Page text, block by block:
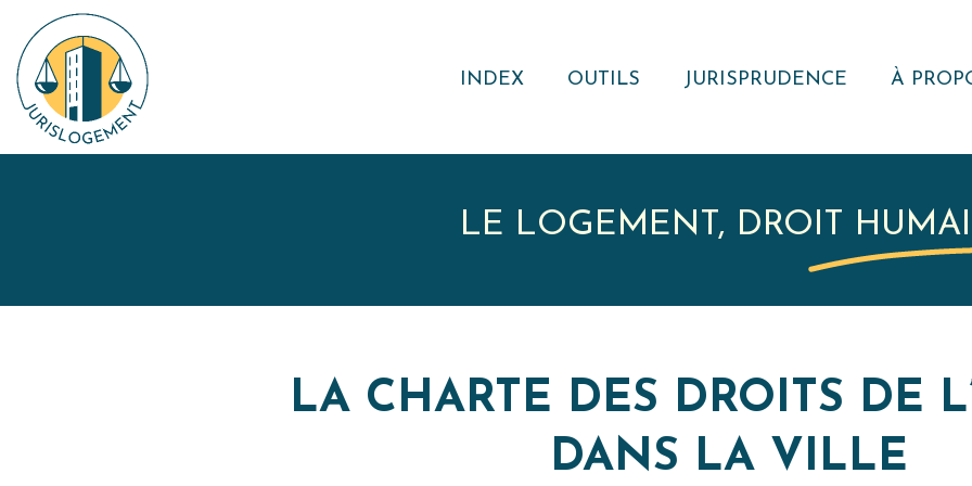
INDEX OUTILS
RECUEIL DE
RESSOURCE
EXTERNE
JURISPRUDENCE
JURISPRUDENTIELLE
À
NOUS ?
LE LOGEMENT, DROIT
LA CHARTE DES DROITS DE
DANS LA VILLE